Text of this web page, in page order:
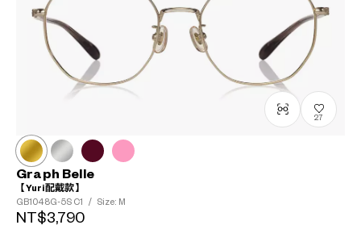
27
Graph Belle
【Yuri配戴款】
GB1048G-5S C1 / Size: M
NT$3,790